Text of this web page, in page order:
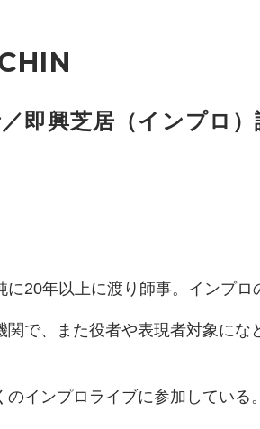
即興芝居（インプロ
に20年以上に渡り師事。インプ
関で、また役者や表現者対象に
インプロライブに参加している。